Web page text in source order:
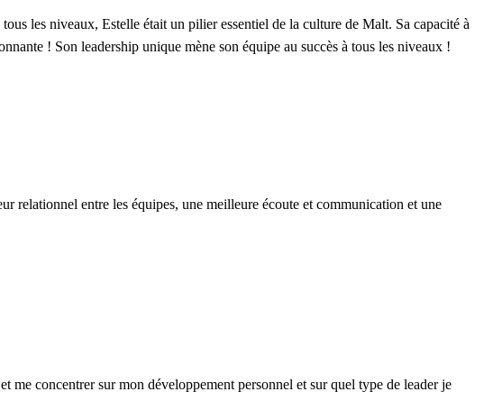
les niveaux, Estelle était un pilier essentiel de la culture de Malt. Sa capacité à
! Son leadership unique mène son équipe au succès à tous les niveaux !
relationnel entre les équipes, une meilleure écoute et communication et une
me concentrer sur mon développement personnel et sur quel type de leader je